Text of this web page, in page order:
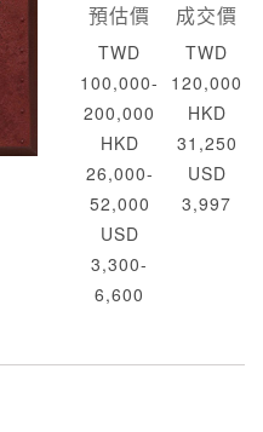
預估價
TWD
100,000-
200,000
HKD
26,000-
52,000
USD
3,300-
6,600
成交價
TWD
120,000
HKD
31,250
USD
3,997